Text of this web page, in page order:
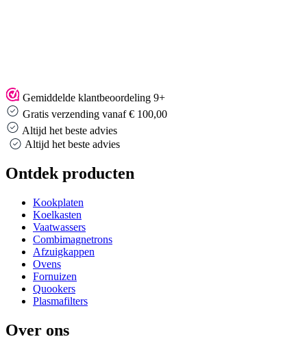
Gemiddelde klantbeoordeling 9+
Gratis verzending vanaf € 100,00
Altijd het beste advies
Altijd het beste advies
Ontdek producten
Kookplaten
Koelkasten
Vaatwassers
Combimagnetrons
Afzuigkappen
Ovens
Fornuizen
Quookers
Plasmafilters
Over ons